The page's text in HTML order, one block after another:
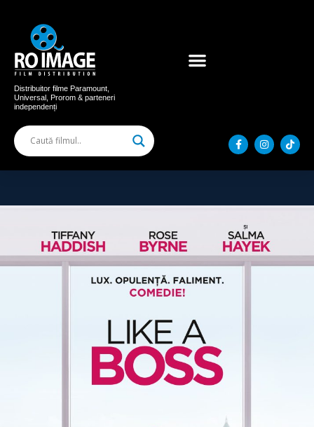
Distribuitor filme Paramount,
Universal, Prorom & parteneri
independenți